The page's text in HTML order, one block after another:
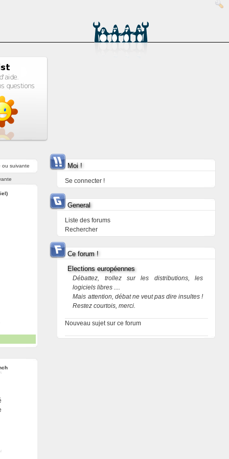
ou suivante Moi !
Se connecter !
General
Liste des forums
Rechercher
Ce forum !
Elections européennes
Débattez, trollez sur les distributions, les
logiciels libres ....
Mais attention, débat ne veut pas dire insultes !
Restez courtois, merci.
Nouveau sujet sur ce forum